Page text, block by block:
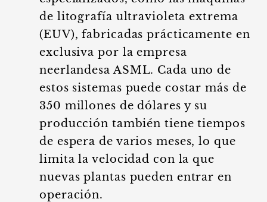
de litografía ultravioleta extrema
(EUV), fabricadas prácticamente en
exclusiva por la empresa
neerlandesa ASML. Cada uno de
estos sistemas puede costar más de
350 millones de dólares y su
producción también tiene tiempos
de espera de varios meses, lo que
limita la velocidad con la que
nuevas plantas pueden entrar en
operación.